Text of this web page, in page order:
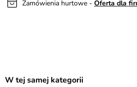
Zamówienia hurtowe - Oferta dla
W tej samej kategorii